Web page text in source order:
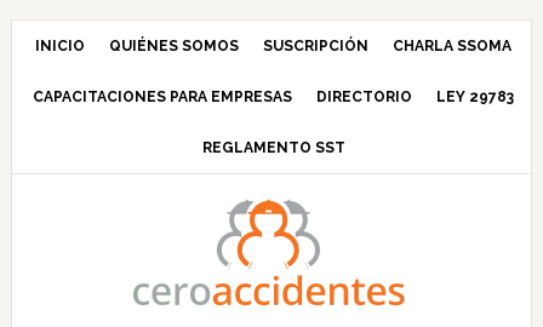
Saltar
navegación
Saltar
principal
Saltar
barra
principal
Saltar
INICIO QUIÉNES SOMOS SUSCRIPCIÓN CHARLA SSOMA
CAPACITACIONES PARA EMPRESAS DIRECTORIO LEY 29783
REGLAMENTO SST